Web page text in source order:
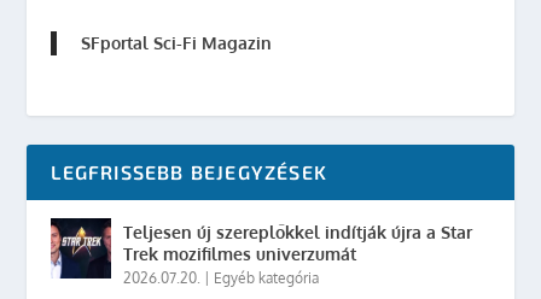
SFportal Sci-Fi Magazin
LEGFRISSEBB BEJEGYZÉSEK
Teljesen új szereplőkkel indítják újra a Star
Trek mozifilmes univerzumát
2026.07.20. Egyéb kategória